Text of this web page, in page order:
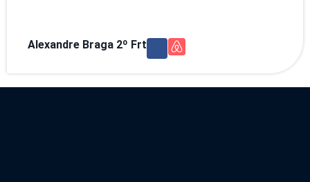
Alexandre Braga 2º Frt